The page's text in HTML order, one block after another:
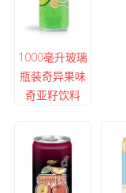
1000毫升玻璃
瓶装奇异果味
奇亚籽饮料